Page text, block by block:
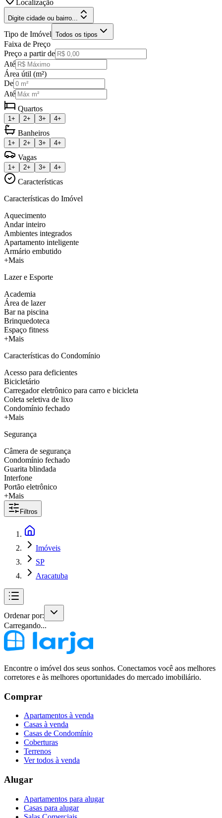
Localização
Digite cidade ou bairro...
Tipo de Imóvel Todos os tipos
Faixa de Preço
Preço a partir de
Até
Área útil (m²)
De
Até
Quartos
1+ 2+ 3+ 4+
Banheiros
1+ 2+ 3+ 4+
Vagas
1+ 2+ 3+ 4+
Características
Características do Imóvel
Aquecimento
Andar inteiro
Ambientes integrados
Apartamento inteligente
Armário embutido
+Mais
Lazer e Esporte
Academia
Área de lazer
Bar na piscina
Brinquedoteca
Espaço fitness
+Mais
Características do Condomínio
Acesso para deficientes
Bicicletário
Carregador eletrônico para carro e bicicleta
Coleta seletiva de lixo
Condomínio fechado
+Mais
Segurança
Câmera de segurança
Condomínio fechado
Guarita blindada
Interfone
Portão eletrônico
+Mais
Filtros
Imóveis
SP
Aracatuba
Ordenar por:
Carregando...
Encontre o imóvel dos seus sonhos. Conectamos você aos melhores
corretores e às melhores oportunidades do mercado imobiliário.
Comprar
Apartamentos à venda
Casas à venda
Casas de Condomínio
Coberturas
Terrenos
Ver todos à venda
Alugar
Apartamentos para alugar
Casas para alugar